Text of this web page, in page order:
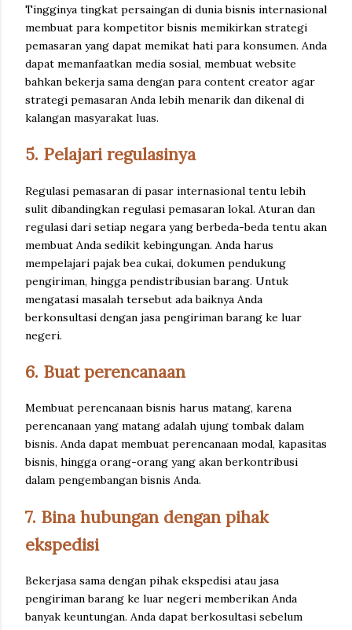
Tingginya tingkat persaingan di dunia bisnis internasional
membuat para kompetitor bisnis memikirkan strategi
pemasaran yang dapat memikat hati para konsumen. Anda
dapat memanfaatkan media sosial, membuat website
bahkan bekerja sama dengan para content creator agar
strategi pemasaran Anda lebih menarik dan dikenal di
kalangan masyarakat luas.
5. Pelajari regulasinya
Regulasi pemasaran di pasar internasional tentu lebih
sulit dibandingkan regulasi pemasaran lokal. Aturan dan
regulasi dari setiap negara yang berbeda-beda tentu akan
membuat Anda sedikit kebingungan. Anda harus
mempelajari pajak bea cukai, dokumen pendukung
pengiriman, hingga pendistribusian barang. Untuk
mengatasi masalah tersebut ada baiknya Anda
berkonsultasi dengan jasa pengiriman barang ke luar
negeri.
6. Buat perencanaan
Membuat perencanaan bisnis harus matang, karena
perencanaan yang matang adalah ujung tombak dalam
bisnis. Anda dapat membuat perencanaan modal, kapasitas
bisnis, hingga orang-orang yang akan berkontribusi
dalam pengembangan bisnis Anda.
7. Bina hubungan dengan pihak
ekspedisi
Bekerjasa sama dengan pihak ekspedisi atau jasa
pengiriman barang ke luar negeri memberikan Anda
banyak keuntungan. Anda dapat berkosultasi sebelum